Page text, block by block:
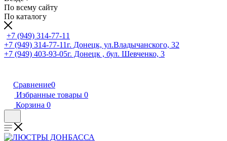
По всему сайту
По каталогу
+7 (949) 314-77-11
+7 (949) 314-77-11г. Донецк, ул.Владычанского, 32
+7 (949) 403-93-05г. Донецк , бул. Шевченко, 3
Сравнение0
Избранные товары 0
Корзина 0